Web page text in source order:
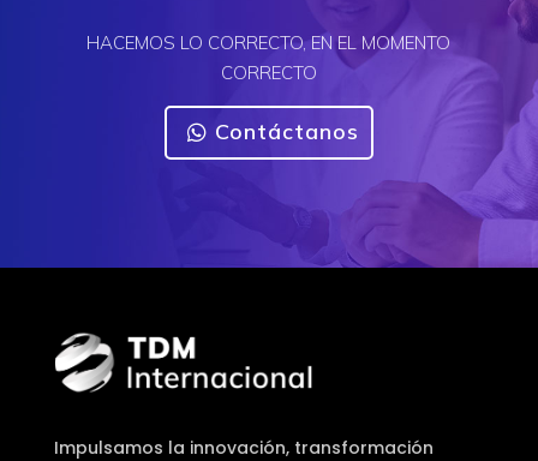
HACEMOS LO CORRECTO, EN EL MOMENTO
CORRECTO
Contáctanos
Impulsamos la innovación, transformación